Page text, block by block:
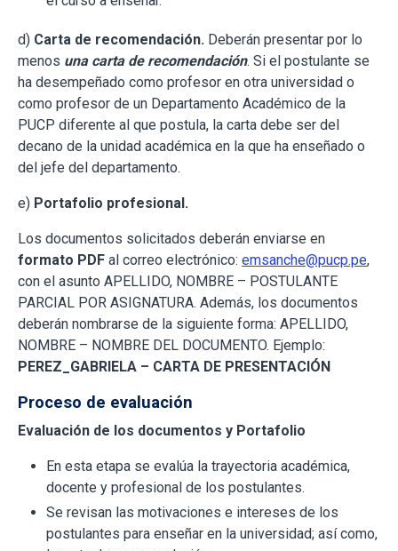
d) Carta de recomendación. Deberán presentar por lo
menos una carta de recomendación. Si el postulante se
ha desempeñado como profesor en otra universidad o
como profesor de un Departamento Académico de la
PUCP diferente al que postula, la carta debe ser del
decano de la unidad académica en la que ha enseñado o
del jefe del departamento.
e) Portafolio profesional.
Los documentos solicitados deberán enviarse en
formato PDF al correo electrónico: emsanche@pucp.pe,
con el asunto APELLIDO, NOMBRE – POSTULANTE
PARCIAL POR ASIGNATURA. Además, los documentos
deberán nombrarse de la siguiente forma: APELLIDO,
NOMBRE – NOMBRE DEL DOCUMENTO. Ejemplo:
PEREZ_GABRIELA – CARTA DE PRESENTACIÓN
Proceso de evaluación
Evaluación de los documentos y Portafolio
En esta etapa se evalúa la trayectoria académica,
docente y profesional de los postulantes.
Se revisan las motivaciones e intereses de los
postulantes para enseñar en la universidad; así como,